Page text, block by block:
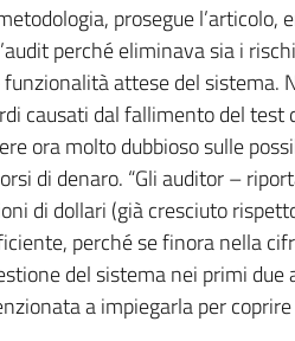
prosegue
perché eliminava sia i
attese del sistema.
causati dal fallimento del test
ora molto dubbioso sulle
di denaro. “Gli auditor –
di dollari (già cresciuto
perché se finora nella
del sistema nei primi due
a impiegarla per coprire